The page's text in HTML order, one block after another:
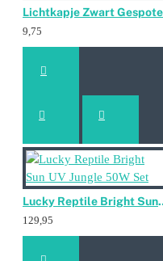
Lichtkapje Zwart
9,75
Lucky Reptile
129,95